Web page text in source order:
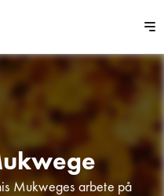
Mukweges arbete på